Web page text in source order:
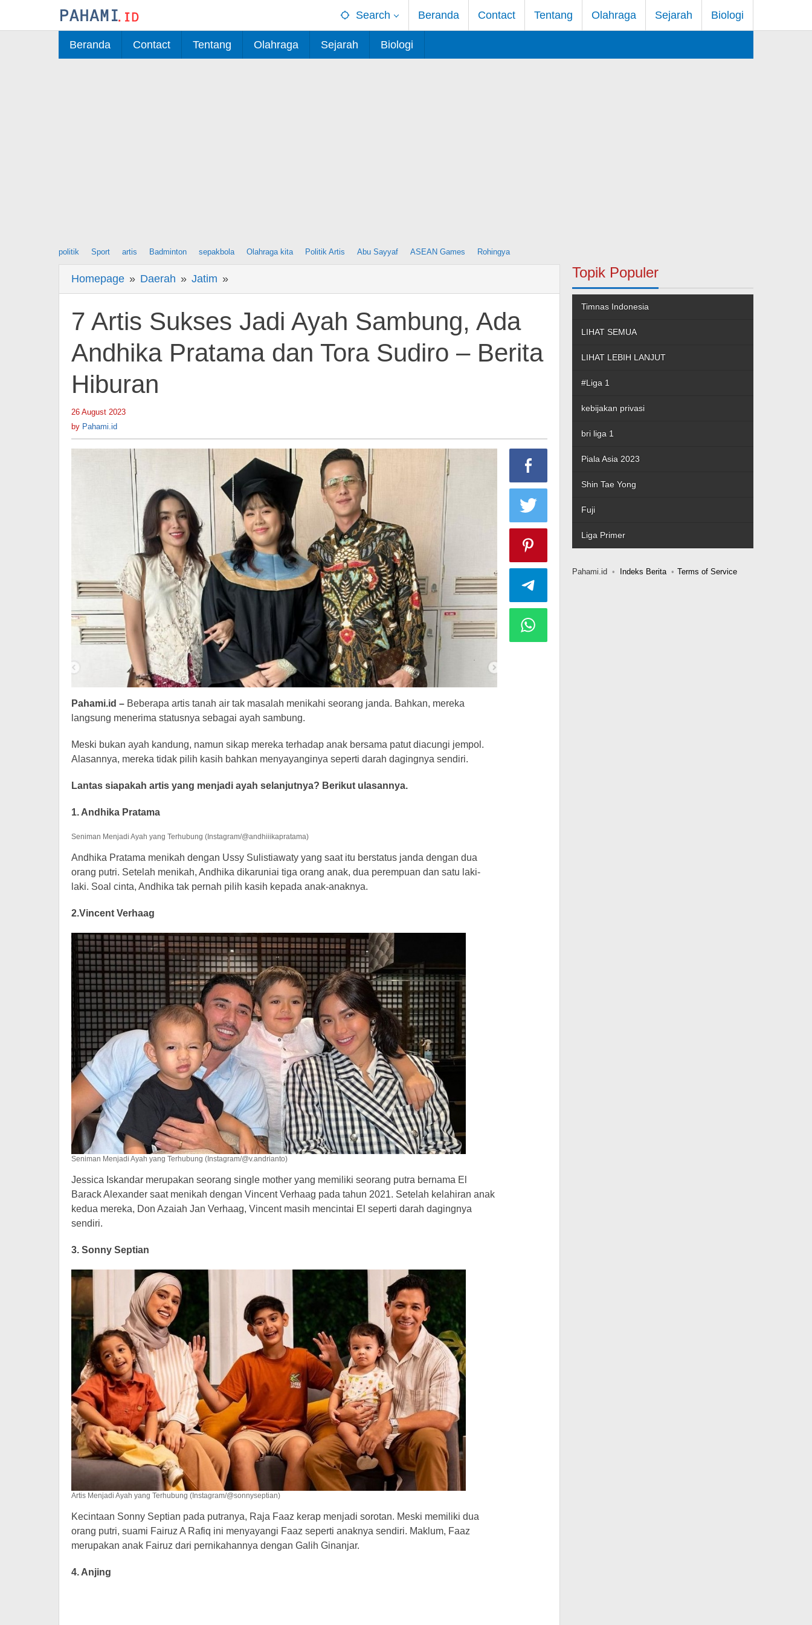
Search Beranda Contact Tentang Olahraga Sejarah Biologi
Beranda Contact Tentang Olahraga Sejarah Biologi
politik Sport artis Badminton sepakbola Olahraga kita Politik Artis Abu Sayyaf ASEAN Games Rohingya
Homepage » Daerah » Jatim »
Artis
Sukses
Jadi
Sambung,
Tora
Sudiro
-
Berita
Hiburan
7 Artis Sukses Jadi Ayah Sambung, Ada
Andhika Pratama dan Tora Sudiro – Berita
Hiburan
26 August 2023
by Pahami.id
Pahami.id – Beberapa artis tanah air tak masalah menikahi seorang janda. Bahkan, mereka
langsung menerima statusnya sebagai ayah sambung.
Meski bukan ayah kandung, namun sikap mereka terhadap anak bersama patut diacungi jempol.
Alasannya, mereka tidak pilih kasih bahkan menyayanginya seperti darah dagingnya sendiri.
Lantas siapakah artis yang menjadi ayah selanjutnya? Berikut ulasannya.
1. Andhika Pratama
Seniman Menjadi Ayah yang Terhubung (Instagram/@andhiiikapratama)
Andhika Pratama menikah dengan Ussy Sulistiawaty yang saat itu berstatus janda dengan dua
orang putri. Setelah menikah, Andhika dikaruniai tiga orang anak, dua perempuan dan satu laki-
laki. Soal cinta, Andhika tak pernah pilih kasih kepada anak-anaknya.
2.Vincent Verhaag
Seniman Menjadi Ayah yang Terhubung (Instagram/@v.andrianto)
Jessica Iskandar merupakan seorang single mother yang memiliki seorang putra bernama El
Barack Alexander saat menikah dengan Vincent Verhaag pada tahun 2021. Setelah kelahiran anak
kedua mereka, Don Azaiah Jan Verhaag, Vincent masih mencintai El seperti darah dagingnya
sendiri.
3. Sonny Septian
Artis Menjadi Ayah yang Terhubung (Instagram/@sonnyseptian)
Kecintaan Sonny Septian pada putranya, Raja Faaz kerap menjadi sorotan. Meski memiliki dua
orang putri, suami Fairuz A Rafiq ini menyayangi Faaz seperti anaknya sendiri. Maklum, Faaz
merupakan anak Fairuz dari pernikahannya dengan Galih Ginanjar.
4. Anjing
Topik Populer
Timnas Indonesia
LIHAT SEMUA
LIHAT LEBIH LANJUT
#Liga 1
kebijakan privasi
bri liga 1
Piala Asia 2023
Shin Tae Yong
Fuji
Liga Primer
Pahami.id Indeks Berita Terms of Service